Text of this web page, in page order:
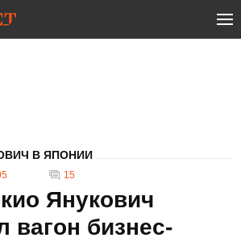
В ЯПОНИИ
15
Янукович
вагон бизнес-